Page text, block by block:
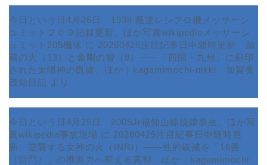
今日という日4月26日 1938 最速レシプロ機メッサーシ
ュミット２０９記録更新、ほか写真wikipediaメッサーシ
ュミット209機体 に 20260426注目記事日中随時更新 胎
蔵の火（13）と金剛の智（9）――「四国・九州」に刻印
された太陽神の凱旋、ほか｜kagamimochi-nikki 加賀美
茂知日記 より
今日という日4月25日 2005Jr福知山線脱線事故、ほか写
真wikipedia事故現場 に 20260425注目記事日中随時更
新 逆襲する女神の火（INRI）――性的破滅を「16番
（雷門）」の推進力へ変える真智、ほか｜kagamimochi-
ホーム